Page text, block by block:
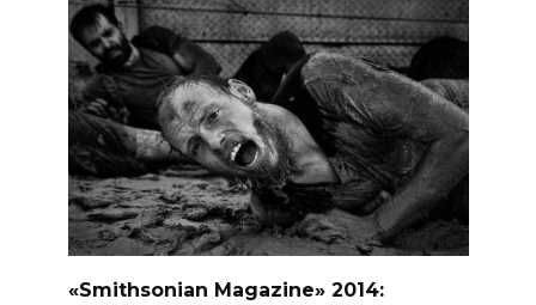
«Smithsonian Magazine» 2014: